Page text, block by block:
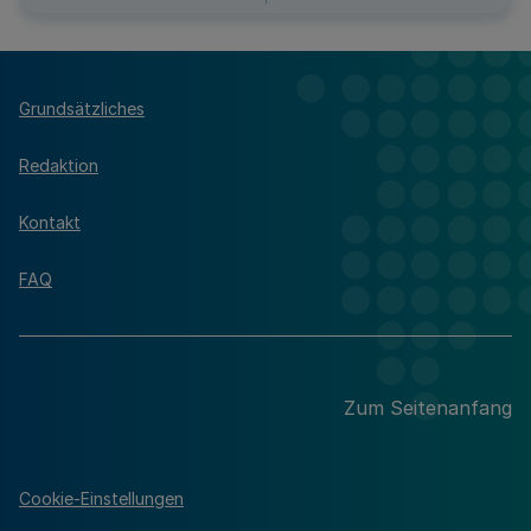
Grundsätzliches
Redaktion
Kontakt
FAQ
Zum Seitenanfang
Cookie-Einstellungen